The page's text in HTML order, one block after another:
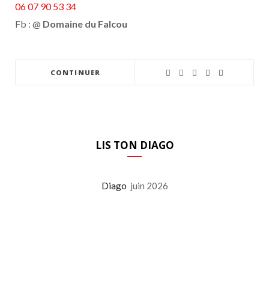
06 07 90 53 34
Fb : @ Domaine du Falcou
CONTINUER
LIS TON DIAGO
Diago juin 2026